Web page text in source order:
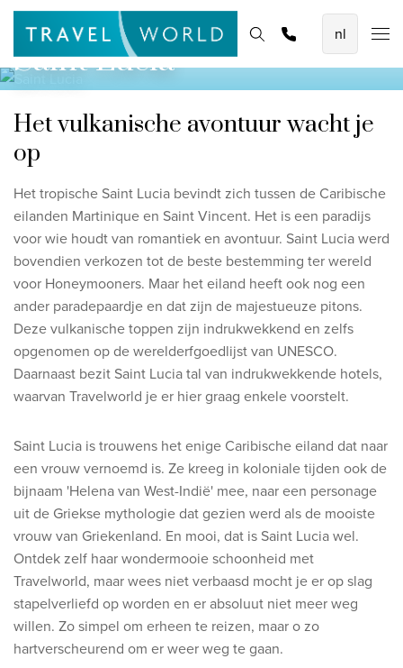
De mooiste vliegvakanties
Baoase Luxury Resort Curaçao
Lux* Grand Baie Resort Mauritius
Constance Halaveli Maldives
Unieke rondreizen
8-daagse Emiraten Ontdekkingsreis
Fly & Drive - Kleuren van Yucatan
Ontdekking Sri Lanka
Bekijk alle rondreizen
Ontdek onze thema's
Huwelijksreis
Adults only
Luxury
Bekijk alle thema's
De beste aanbiedingen
IKYK Malta
Homepage Bestemmingen Thema's Promoties
Zoek & boek
Saint Lucia
Het vulkanische avontuur wacht je
op
Het tropische Saint Lucia bevindt zich tussen de Caribische
eilanden Martinique en Saint Vincent. Het is een paradijs
voor wie houdt van romantiek en avontuur. Saint Lucia werd
bovendien verkozen tot de beste bestemming ter wereld
voor Honeymooners. Maar het eiland heeft ook nog een
ander paradepaardje en dat zijn de majestueuze pitons.
Deze vulkanische toppen zijn indrukwekkend en zelfs
opgenomen op de werelderfgoedlijst van UNESCO.
Daarnaast bezit Saint Lucia tal van indrukwekkende hotels,
waarvan Travelworld je er hier graag enkele voorstelt.
Saint Lucia is trouwens het enige Caribische eiland dat naar
een vrouw vernoemd is. Ze kreeg in koloniale tijden ook de
bijnaam 'Helena van West-Indië' mee, naar een personage
uit de Griekse mythologie dat gezien werd als de mooiste
vrouw van Griekenland. En mooi, dat is Saint Lucia wel.
Ontdek zelf haar wondermooie schoonheid met
Travelworld, maar wees niet verbaasd mocht je er op slag
stapelverliefd op worden en er absoluut niet meer weg
willen. Zo simpel om erheen te reizen, maar o zo
hartverscheurend om er weer weg te gaan.